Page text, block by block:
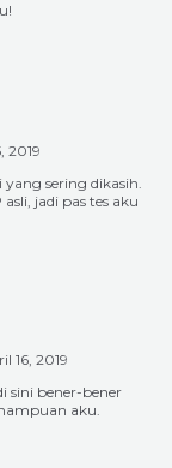
2019
sering dikasih.
jadi pas tes aku
16, 2019
sini bener-bener
aku.